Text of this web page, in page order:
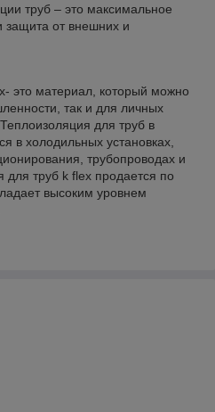
труб – это максимальное
защита от внешних и
это материал, который можно
так и для личных
для труб в
в холодильных установках,
трубопроводах и
для труб k flex продается по
высоким уровнем